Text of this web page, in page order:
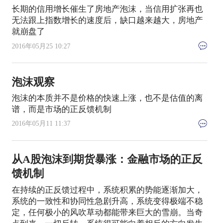
长期的信用增长催生了房地产泡沫，当信用扩张再也
无法跟上指数增长的速度后，缺口越来越大，房地产
就崩盘了
2016年05月25 10:27
泡沫观察
泡沫的本质并不是价格的快速上涨，也不是估值的离
谱，而是市场的正反馈机制
2016年05月11 11:37
从A股泡沫到期货暴涨：金融市场的正反
馈机制
在持续的正反馈过程中，系统积累的势能逐渐加大，
系统的一致性和协同性急剧升高，系统变得极端不稳
定，任何极小的风吹草动都能带来巨大的雪崩。当奇